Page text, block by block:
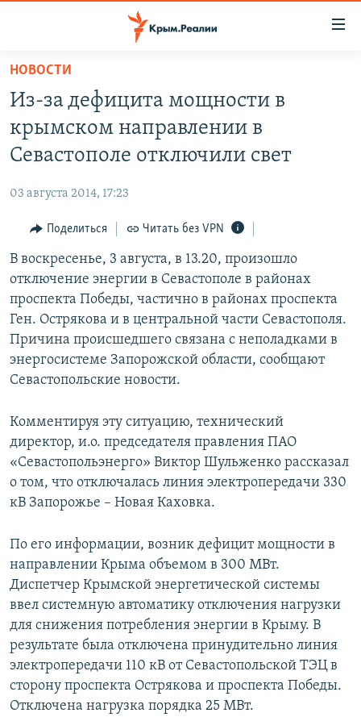
Вернуться
основному
содержанию
Вернутся
главной
навигации
Вернутся
поиску
СПЕЦПРОЕКТЫ
11 ЛЕТ ОККУПАЦИИ КРЫМА. 11 ИСТОРИЙ СОПРОТИВЛЕНИЯ
ВОДА
ЕЩЕ
ИНТЕРАКТИВ
ИНФОГРАФИКА
ТЕЛЕПРОЕКТ КРЫМ.РЕАЛИИ
СОВЕТЫ ПРАВОЗАЩИТНИКОВ
ПРОПАВШИЕ БЕЗ ВЕСТИ
ПОБЕДИТЕЛЕЙ НЕ СУДЯТ?
УКРАИНСКАЯ ПРОБЛЕМА КРЫМА
РАДІО СВОБОДА
КАК ОБОЙТИ БЛОКИРОВКУ
Українською
Qırımtatar
ПРИСОЕДИНЯЙТЕСЬ!
Все сайты RFE/RL
НОВОСТИ
Из-за дефицита мощности в
крымском направлении в
Севастополе отключили свет
03 августа 2014, 17:23
Поделиться Читать без VPN
В воскресенье, 3 августа, в 13.20, произошло
отключение энергии в Севастополе в районах
проспекта Победы, частично в районах проспекта
Ген. Острякова и в центральной части Севастополя.
Причина происшедшего связана с неполадками в
энергосистеме Запорожской области, сообщают
Севастопольские новости.
Комментируя эту ситуацию, технический
директор, и.о. председателя правления ПАО
«Севастопольэнерго» Виктор Шульженко рассказал
о том, что отключалась линия электропередачи 330
кВ Запорожье – Новая Каховка.
По его информации, возник дефицит мощности в
направлении Крыма объемом в 300 МВт.
Диспетчер Крымской энергетической системы
ввел системную автоматику отключения нагрузки
для снижения потребления энергии в Крыму. В
результате была отключена принудительно линия
электропередачи 110 кВ от Севастопольской ТЭЦ в
сторону проспекта Острякова и проспекта Победы.
Отключена нагрузка порядка 25 МВт.